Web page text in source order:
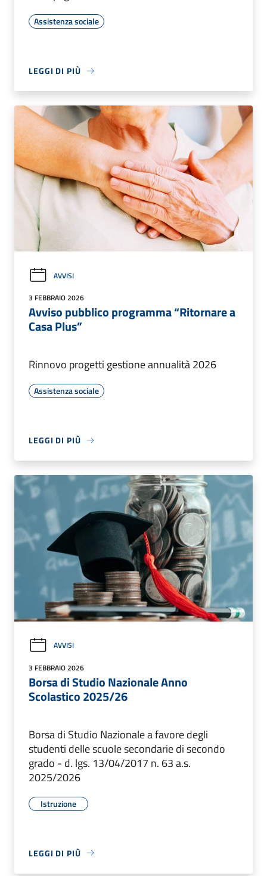
Assistenza sociale
LEGGI DI PIÙ
AVVISI
3 FEBBRAIO 2026
Avviso pubblico programma “Ritornare a
Casa Plus”
Rinnovo progetti gestione annualità 2026
Assistenza sociale
LEGGI DI PIÙ
AVVISI
3 FEBBRAIO 2026
Borsa di Studio Nazionale Anno
Scolastico 2025/26
Borsa di Studio Nazionale a favore degli
studenti delle scuole secondarie di secondo
grado - d. lgs. 13/04/2017 n. 63 a.s.
2025/2026
Istruzione
LEGGI DI PIÙ